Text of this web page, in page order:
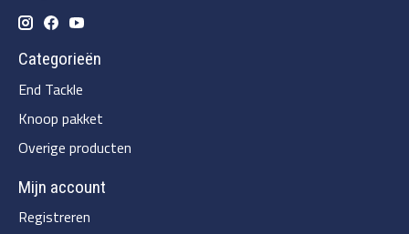
Categorieën
End Tackle
Knoop pakket
Overige producten
Mijn account
Registreren